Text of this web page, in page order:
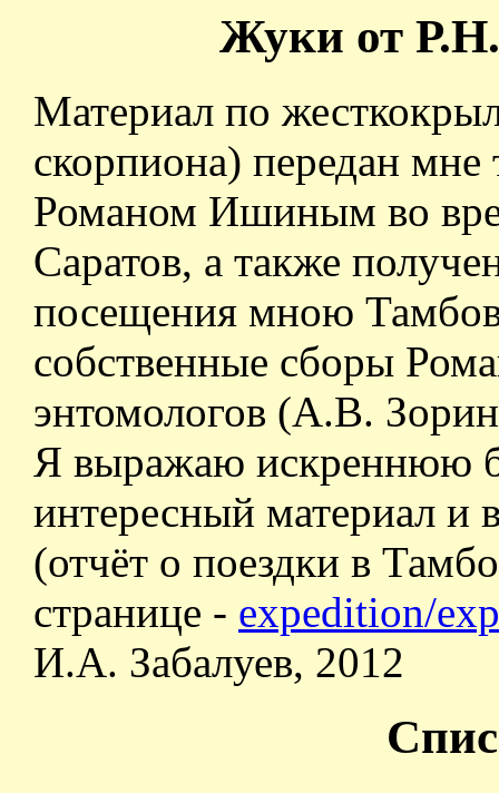
Жуки от
Материал по
скорпиона) передан
Романом Ишиным во
Саратов, а также
посещения мною
собственные сборы
энтомологов (А.В.
Я выражаю искреннюю
интересный материал и
(отчёт о поездки в
странице - expedition/
И.А. Забалуев, 2012